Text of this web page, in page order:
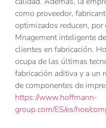
como proveedor,
optimizados reducen,
Mnagement inteligente
clientes en fabricación.
ocupa de las últimas
fabricación aditiva y a un
de componentes de
https://www.hoffmann-
group.com/ES/es/hoe/